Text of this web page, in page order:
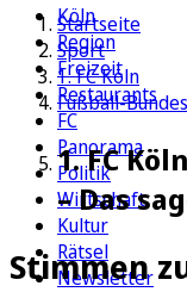
Köln
Region
Freizeit
Restaurants
FC
Panorama
Politik
Wirtschaft
Kultur
Rätsel
Newsletter
Startseite
Sport
1. FC Köln
Fußball-
1. FC
– Das
Stimmen